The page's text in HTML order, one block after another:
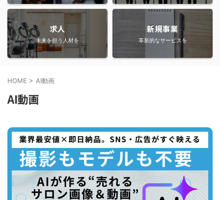
求人
未来を担う人材を
新規事業
革新的なサービスを
HOME > AI動画
AI動画